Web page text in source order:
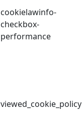
cookielawinfo-
checkbox-
performance
viewed_cookie_policy